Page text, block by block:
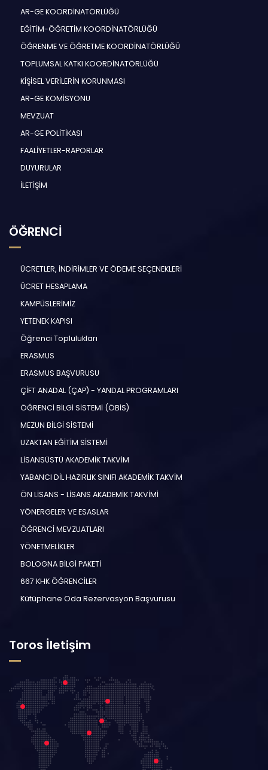
AR-GE KOORDİNATÖRLÜĞÜ
EĞİTİM-ÖĞRETİM KOORDİNATÖRLÜĞÜ
ÖĞRENME VE ÖĞRETME KOORDİNATÖRLÜĞÜ
TOPLUMSAL KATKI KOORDİNATÖRLÜĞÜ
KİŞİSEL VERİLERİN KORUNMASI
AR-GE KOMİSYONU
MEVZUAT
AR-GE POLİTİKASI
FAALİYETLER-RAPORLAR
DUYURULAR
İLETİŞİM
ÖĞRENCİ
ÜCRETLER, İNDİRİMLER VE ÖDEME SEÇENEKLERİ
ÜCRET HESAPLAMA
KAMPÜSLERİMİZ
YETENEK KAPISI
Öğrenci Toplulukları
ERASMUS
ERASMUS BAŞVURUSU
ÇİFT ANADAL (ÇAP) - YANDAL PROGRAMLARI
ÖĞRENCİ BİLGİ SİSTEMİ (ÖBİS)
MEZUN BİLGİ SİSTEMİ
UZAKTAN EĞİTİM SİSTEMİ
LİSANSÜSTÜ AKADEMİK TAKVİM
YABANCI DİL HAZIRLIK SINIFI AKADEMİK TAKVİM
ÖN LİSANS - LİSANS AKADEMİK TAKVİMİ
YÖNERGELER VE ESASLAR
ÖĞRENCİ MEVZUATLARI
YÖNETMELİKLER
BOLOGNA BİLGİ PAKETİ
667 KHK ÖĞRENCİLER
Kütüphane Oda Rezervasyon Başvurusu
Toros İletişim